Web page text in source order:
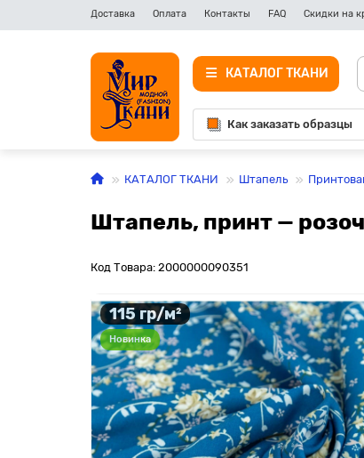
Доставка Оплата Контакты FAQ Скидки на
КАТАЛОГ ТКАНИ
Как заказать образцы
КАТАЛОГ ТКАНИ Штапель
Штапель, принт —
Код Товара: 2000000090351
115 гр/м²
Новинка